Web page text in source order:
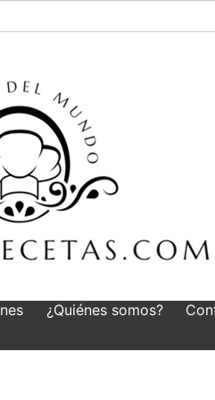
¿Quiénes somos?